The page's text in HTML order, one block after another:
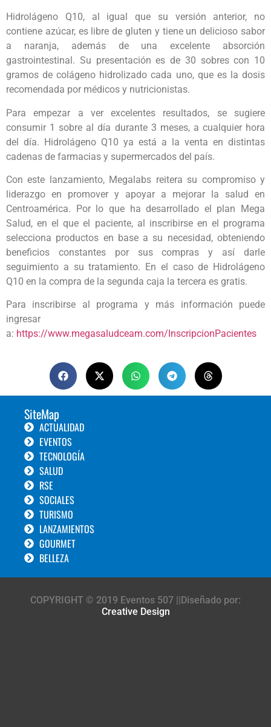
Hidrolágeno Q10, al igual que su versión anterior, no
contiene azúcar, es libre de gluten y tiene un delicioso sabor
a naranja, además de una excelente absorción
gastrointestinal. Su presentación es de 30 sobres con 10
gramos de colágeno hidrolizado cada uno, que es la dosis
recomendada por médicos y nutricionistas.
Para empezar a ver excelentes resultados, se sugiere
consumir 1 sobre al día durante 3 meses, a cualquier hora
del día. Hidrolágeno Q10 ya está a la venta en distintas
cadenas de farmacias y supermercados del país.
Con este lanzamiento, Megalabs reitera su compromiso y
liderazgo en promover y apoyar a mejorar la salud en
Centroamérica. Por lo que ha desarrollado el plan Mega
Salud, en el que el paciente, al inscribirse en el programa
selecciona productos en base a su necesidad, obteniendo
beneficios constantes por sus compras y así darle
seguimiento a su tratamiento. En el caso de Hidrolágeno
Q10 en la compra de la segunda caja la tercera es gratis.
Para inscribirse al programa y más información puede
ingresar
a: https://www.megasaludceam.com/InscripcionPacientes
SiteMap
ACTUALIDAD
EVENTOS
TECNOLOGÍA
SALUD
RSE
SOCIALES
TURISMO
LANZAMIENTOS
GOURMET
BELLEZA
COPYRIGHT © 2019 Eventos 507 ||Diseñado por:
Creative Design